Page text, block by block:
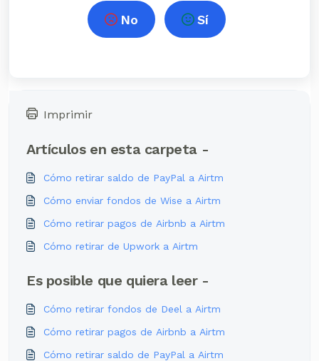
No Sí
Imprimir
Artículos en esta carpeta -
Cómo retirar saldo de PayPal a Airtm
Cómo enviar fondos de Wise a Airtm
Cómo retirar pagos de Airbnb a Airtm
Cómo retirar de Upwork a Airtm
Es posible que quiera leer -
Cómo retirar fondos de Deel a Airtm
Cómo retirar pagos de Airbnb a Airtm
Cómo retirar saldo de PayPal a Airtm